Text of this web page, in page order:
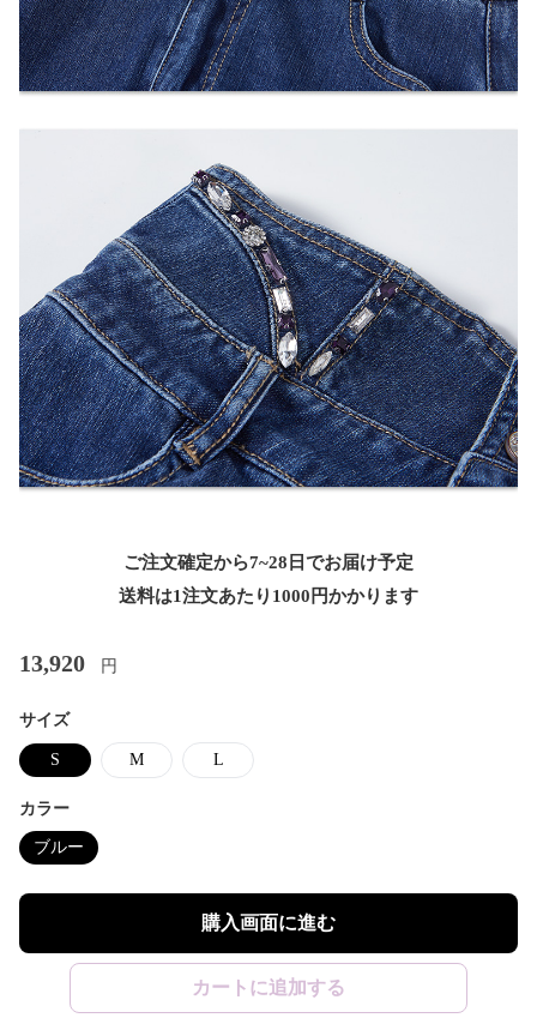
ご注文確定から7~28日でお届け予定
送料は1注文あたり 1000 円かかります
13,920 円
サイズ
S M L
カラー
ブルー
購入画面に進む
カートに追加する